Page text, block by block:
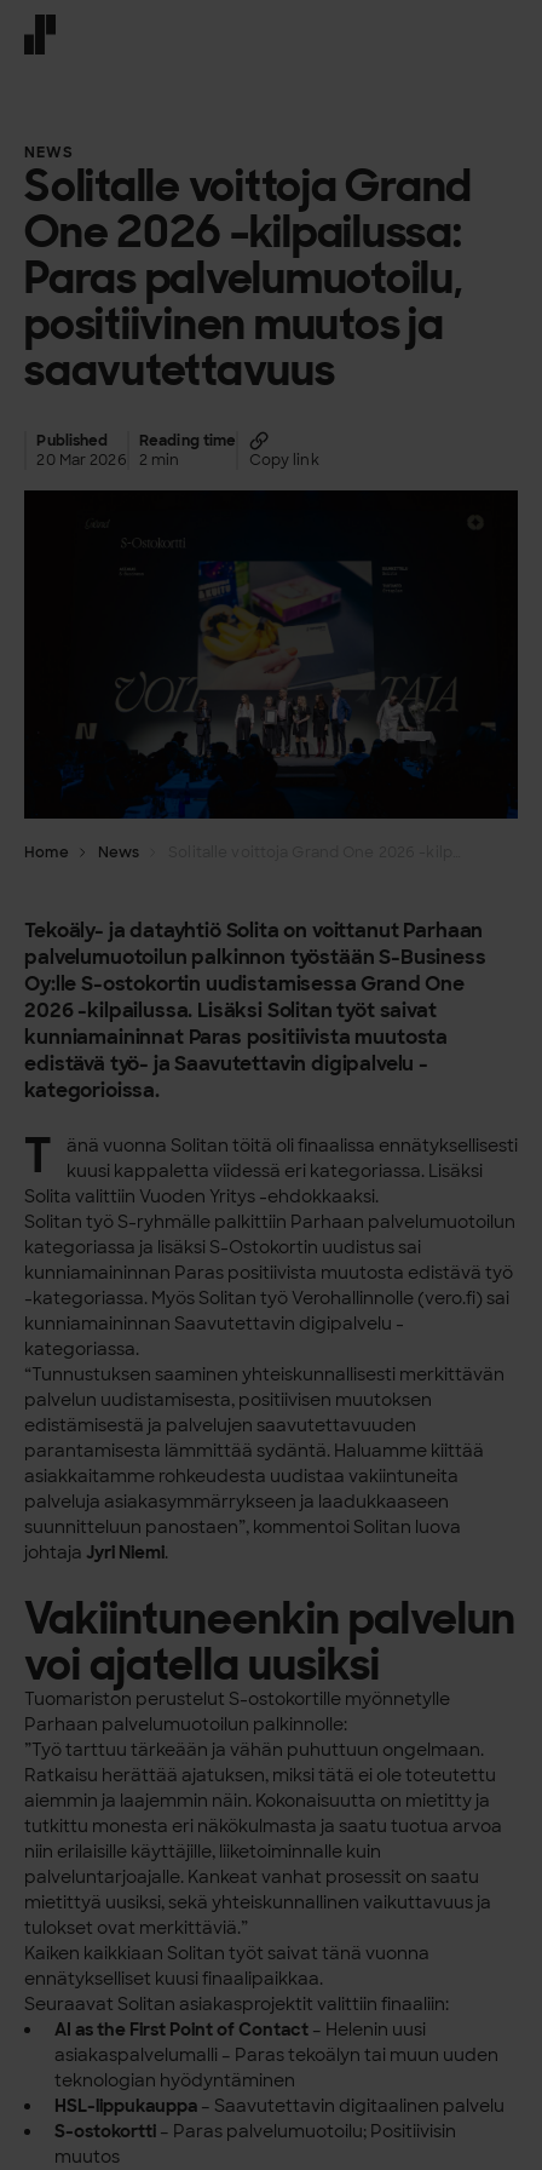
NEWS
Solitalle voittoja Grand
One 2026 -kilpailussa:
Paras palvelumuotoilu,
positiivinen muutos ja
saavutettavuus
Published
20 Mar 2026
Reading time
2 min
Copy link
Home News
Tekoäly- ja datayhtiö Solita on voittanut Parhaan
palvelumuotoilun palkinnon työstään S-Business
Oy:lle S-ostokortin uudistamisessa Grand One
2026 -kilpailussa. Lisäksi Solitan työt saivat
kunniamaininnat Paras positiivista muutosta
edistävä työ- ja Saavutettavin digipalvelu -
kategorioissa.
T
änä vuonna Solitan töitä oli finaalissa ennätyksellisesti
kuusi kappaletta viidessä eri kategoriassa. Lisäksi
Solita valittiin Vuoden Yritys -ehdokkaaksi.
Solitan työ S-ryhmälle palkittiin Parhaan palvelumuotoilun
kategoriassa ja lisäksi S-Ostokortin uudistus sai
kunniamaininnan Paras positiivista muutosta edistävä työ
-kategoriassa. Myös Solitan työ Verohallinnolle (vero.fi) sai
kunniamaininnan Saavutettavin digipalvelu -
kategoriassa.
“Tunnustuksen saaminen yhteiskunnallisesti merkittävän
palvelun uudistamisesta, positiivisen muutoksen
edistämisestä ja palvelujen saavutettavuuden
parantamisesta lämmittää sydäntä. Haluamme kiittää
asiakkaitamme rohkeudesta uudistaa vakiintuneita
palveluja asiakasymmärrykseen ja laadukkaaseen
suunnitteluun panostaen”, kommentoi Solitan luova
johtaja Jyri Niemi.
Vakiintuneenkin palvelun
voi ajatella uusiksi
Tuomariston perustelut S-ostokortille myönnetylle
Parhaan palvelumuotoilun palkinnolle:
”Työ tarttuu tärkeään ja vähän puhuttuun ongelmaan.
Ratkaisu herättää ajatuksen, miksi tätä ei ole toteutettu
aiemmin ja laajemmin näin. Kokonaisuutta on mietitty ja
tutkittu monesta eri näkökulmasta ja saatu tuotua arvoa
niin erilaisille käyttäjille, liiketoiminnalle kuin
palveluntarjoajalle. Kankeat vanhat prosessit on saatu
mietittyä uusiksi, sekä yhteiskunnallinen vaikuttavuus ja
tulokset ovat merkittäviä.”
Kaiken kaikkiaan Solitan työt saivat tänä vuonna
ennätykselliset kuusi finaalipaikkaa.
Seuraavat Solitan asiakasprojektit valittiin finaaliin:
AI as the First Point of Contact– Helenin uusi
asiakaspalvelumalli – Paras tekoälyn tai muun uuden
teknologian hyödyntäminen
HSL-lippukauppa– Saavutettavin digitaalinen palvelu
S-ostokortti– Paras palvelumuotoilu; Positiivisin
muutos